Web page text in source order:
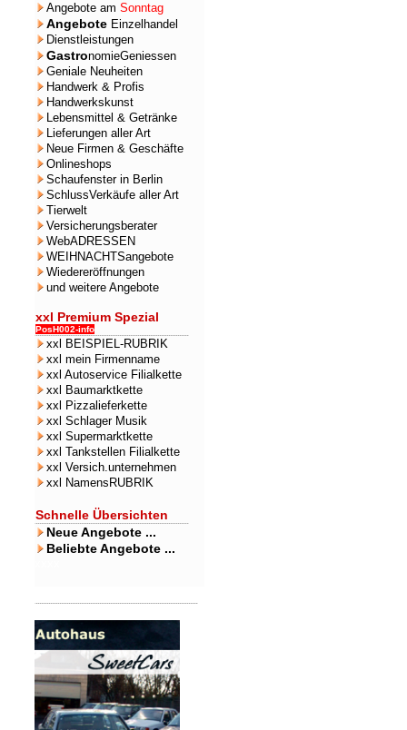
Angebote am Sonntag
Angebote Einzelhandel
Dienstleistungen
GastronomieGeniessen
Geniale Neuheiten
Handwerk & Profis
Handwerkskunst
Lebensmittel & Getränke
Lieferungen aller Art
Neue Firmen & Geschäfte
Onlineshops
Schaufenster in Berlin
SchlussVerkäufe aller Art
Tierwelt
Versicherungsberater
WebADRESSEN
WEIHNACHTSangebote
Wiedereröffnungen
und weitere Angebote
xxl Premium Spezial
PosH002-info
xxl BEISPIEL-RUBRIK
xxl mein Firmenname
xxl Autoservice Filialkette
xxl Baumarktkette
xxl Pizzalieferkette
xxl Schlager Musik
xxl Supermarktkette
xxl Tankstellen Filialkette
xxl Versich.unternehmen
xxl NamensRUBRIK
Schnelle Übersichten
Neue Angebote ...
Beliebte Angebote ...